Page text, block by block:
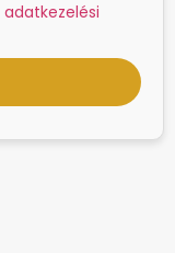
adatkezelési